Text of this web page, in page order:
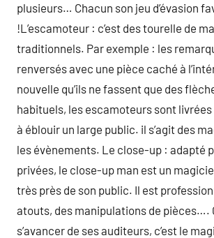
plusieurs… Chacun son jeu d’évasion
!L’escamoteur : c’est des tourelle de
traditionnels. Par exemple : les
renversés avec une pièce caché à
nouvelle qu’ils ne fassent que des
habituels, les escamoteurs sont
à éblouir un large public. il s’agit des
les évènements. Le close-up : adapté
privées, le close-up man est un
très près de son public. Il est
atouts, des manipulations de pièces….
s’avancer de ses auditeurs, c’est le